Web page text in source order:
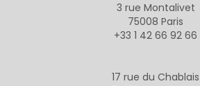
3 rue Montalivet
75008 Paris
+33 1 42 66 92 66
17 rue du Chablais